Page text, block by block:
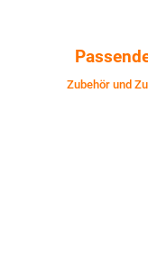
Zubehör und